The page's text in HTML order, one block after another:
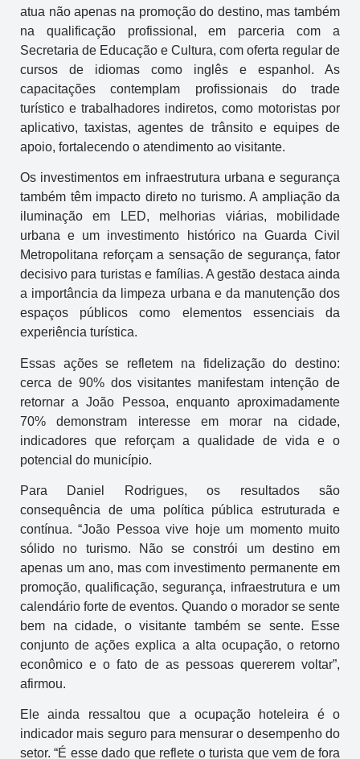
atua não apenas na promoção do destino, mas também
na qualificação profissional, em parceria com a
Secretaria de Educação e Cultura, com oferta regular de
cursos de idiomas como inglês e espanhol. As
capacitações contemplam profissionais do trade
turístico e trabalhadores indiretos, como motoristas por
aplicativo, taxistas, agentes de trânsito e equipes de
apoio, fortalecendo o atendimento ao visitante.
Os investimentos em infraestrutura urbana e segurança
também têm impacto direto no turismo. A ampliação da
iluminação em LED, melhorias viárias, mobilidade
urbana e um investimento histórico na Guarda Civil
Metropolitana reforçam a sensação de segurança, fator
decisivo para turistas e famílias. A gestão destaca ainda
a importância da limpeza urbana e da manutenção dos
espaços públicos como elementos essenciais da
experiência turística.
Essas ações se refletem na fidelização do destino:
cerca de 90% dos visitantes manifestam intenção de
retornar a João Pessoa, enquanto aproximadamente
70% demonstram interesse em morar na cidade,
indicadores que reforçam a qualidade de vida e o
potencial do município.
Para Daniel Rodrigues, os resultados são
consequência de uma política pública estruturada e
contínua. “João Pessoa vive hoje um momento muito
sólido no turismo. Não se constrói um destino em
apenas um ano, mas com investimento permanente em
promoção, qualificação, segurança, infraestrutura e um
calendário forte de eventos. Quando o morador se sente
bem na cidade, o visitante também se sente. Esse
conjunto de ações explica a alta ocupação, o retorno
econômico e o fato de as pessoas quererem voltar”,
afirmou.
Ele ainda ressaltou que a ocupação hoteleira é o
indicador mais seguro para mensurar o desempenho do
setor. “É esse dado que reflete o turista que vem de fora